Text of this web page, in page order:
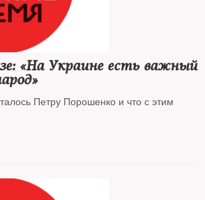
«На Украине есть важный
Петру Порошенко и что с этим